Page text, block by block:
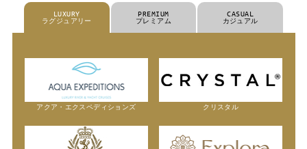
LUXURY
ラグジュアリー
PREMIUM
プレミアム
CASUAL
カジュアル
アクア・エクスペディションズ クリスタル